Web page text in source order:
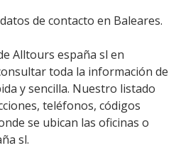
de contacto en Baleares.
Alltours españa sl en
toda la información de
y sencilla. Nuestro listado
teléfonos, códigos
se ubican las oficinas o
sl.